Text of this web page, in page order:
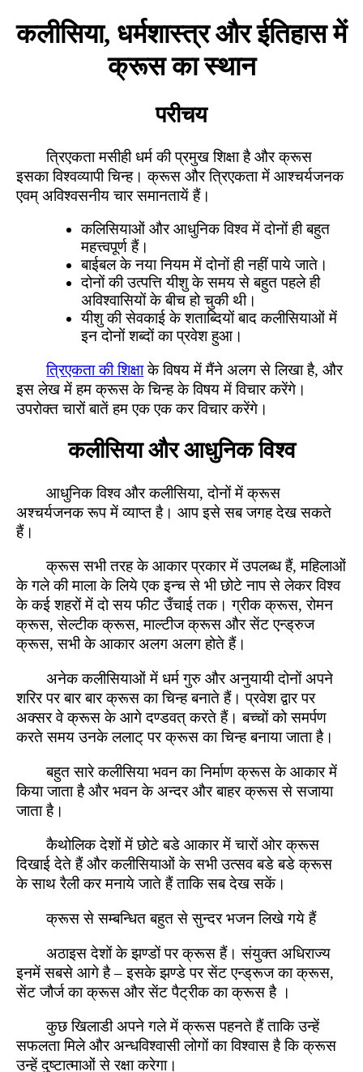
कलीसिया, धर्मशास्त्र और ईतिहास में
क्रूस का स्थान
परीचय
त्रिएकता मसीही धर्म की प्रमुख शिक्षा है और क्रूस
इसका विश्वव्यापी चिन्ह। क्रूस और त्रिएकता में आश्चर्यजनक
एवम् अविश्वसनीय चार समानतायें हैं।
कलिसियाओं और आधुनिक विश्व में दोनों ही बहुत
महत्त्वपूर्ण हैं।
बाईबल के नया नियम में दोनों ही नहीं पाये जाते।
दोनों की उत्पत्ति यीशु के समय से बहुत पहले ही
अविश्वासियों के बीच हो चुकी थी।
यीशु की सेवकाई के शताब्दियों बाद कलीसियाओं में
इन दोनों शब्दों का प्रवेश हुआ।
त्रिएकता की शिक्षाके विषय में मैंने अलग से लिखा है, और
इस लेख में हम क्रूस के चिन्ह के विषय में विचार करेंगे।
उपरोक्त चारों बातें हम एक एक कर विचार करेंगे।
कलीसिया और आधुनिक विश्व
आधुनिक विश्व और कलीसिया, दोनों में क्रूस
अश्चर्यजनक रूप में व्याप्त है। आप इसे सब जगह देख सकते
हैं।
क्रूस सभी तरह के आकार प्रकार में उपलब्ध हैं, महिलाओं
के गले की माला के लिये एक इन्च से भी छोटे नाप से लेकर विश्व
के कई शहरों में दो सय फीट उँचाई तक। ग्रीक क्रूस, रोमन
क्रूस, सेल्टीक क्रूस, माल्टीज क्रूस और सेंट एन्ड्रुज
क्रूस, सभी के आकार अलग अलग होते हैं।
अनेक कलीसियाओं में धर्म गुरु और अनुयायी दोनों अपने
शरिर पर बार बार क्रूस का चिन्ह बनाते हैं। प्रवेश द्वार पर
अक्सर वे क्रूस के आगे दण्डवत् करते हैं। बच्चों को समर्पण
करते समय उनके ललाट् पर क्रूस का चिन्ह बनाया जाता है।
बहुत सारे कलीसिया भवन का निर्माण क्रूस के आकार में
किया जाता है और भवन के अन्दर और बाहर क्रूस से सजाया
जाता है।
कैथोलिक देशों में छोटे बडे आकार में चारों ओर क्रूस
दिखाई देते हैं और कलीसियाओं के सभी उत्सव बडे बडे क्रूस
के साथ रैली कर मनाये जाते हैं ताकि सब देख सकें।
क्रूस से सम्बन्धित बहुत से सुन्दर भजन लिखे गये हैं
अठाइस देशों के झण्डों पर क्रूस हैं। संयुक्त अधिराज्य
इनमें सबसे आगे है – इसके झण्डे पर सेंट एन्ड्रूज का क्रूस,
सेंट जौर्ज का क्रूस और सेंट पैट्रीक का क्रूस है ।
कुछ खिलाडी अपने गले में क्रूस पहनते हैं ताकि उन्हें
सफलता मिले और अन्धविश्वासी लोगों का विश्वास है कि क्रूस
उन्हें दुष्टात्माओं से रक्षा करेगा।